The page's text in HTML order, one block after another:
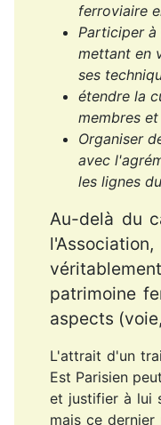
ferroviaire
Participer
mettant en
ses
étendre la
membres
Organiser
avec
les lignes
Au-delà du
patrimoine
aspects
L'attrait d'un
Est Parisien
et justifier à lui
mais ce